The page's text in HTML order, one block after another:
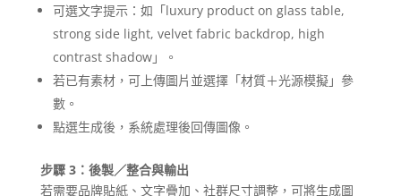
可選文字提示：如「luxury product on glass table,
strong side light, velvet fabric backdrop, high
contrast shadow」。
若已有素材，可上傳圖片並選擇「材質＋光源模擬」參
數。
點選生成後，系統處理後回傳圖像。
步驟 3：後製／整合與輸出
若需要品牌貼紙、文字疊加、社群尺寸調整，可將生成圖